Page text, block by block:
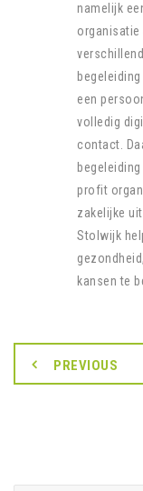
namelijk
organisatie
een
volledig
contact.
profit
zakelijke
Stolwijk
kansen te
PREVIOUS